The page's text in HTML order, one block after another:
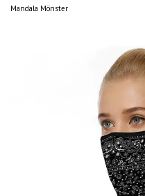
Mandala Mönster